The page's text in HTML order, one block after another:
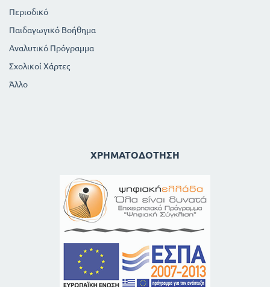
Περιοδικό
Παιδαγωγικό Βοήθημα
Αναλυτικό Πρόγραμμα
Σχολικοί Χάρτες
Άλλο
ΧΡΗΜΑΤΟΔΌΤΗΣΗ